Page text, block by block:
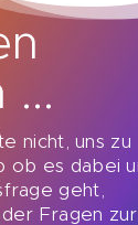
...
nicht, uns zu
ob es dabei
geht,
Fragen zur